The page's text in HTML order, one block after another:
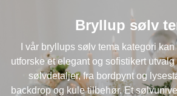
Bryllup sølv
I vår bryllups sølv tema kategori
utforske et elegant og sofistikert
sølvdetaljer, fra bordpynt og
backdrop og kule tilbehør. Et